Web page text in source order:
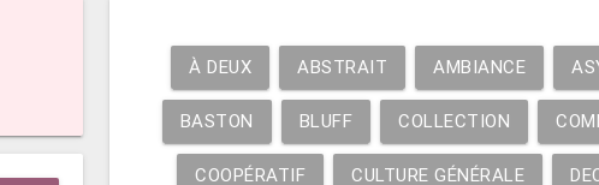
À DEUX ABSTRAIT AMBIANCE
BASTON BLUFF COLLECTION
COOPÉRATIF CULTURE GÉNÉRALE